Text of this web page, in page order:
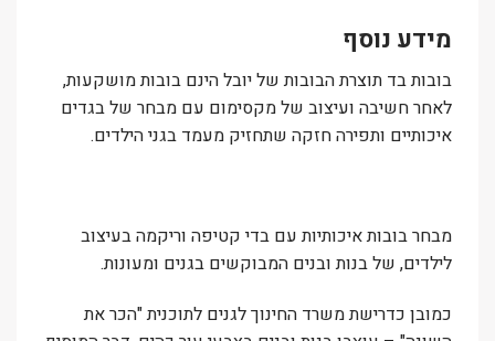
מידע נוסף
בובות בד תוצרת הבובות של יובל הינם בובות מושקעות,
לאחר חשיבה ועיצוב של מקסימום עם מבחר של בגדים
איכותיים ותפירה חזקה שתחזיק מעמד בגני הילדים.
מבחר בובות איכותיות עם בדי קטיפה וריקמה בעיצוב
לילדים, של בנות ובנים המבוקשים בגנים ומעונות.
כמובן כדרישת משרד החינוך לגנים לתוכנית "הכר את